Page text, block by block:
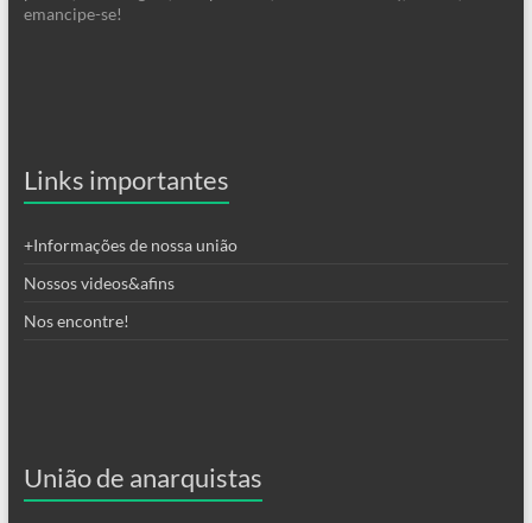
emancipe-se!
Links importantes
+Informações de nossa união
Nossos videos&afins
Nos encontre!
União de anarquistas